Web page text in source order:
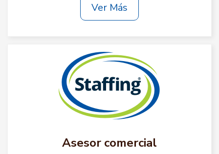
Ver Más
Asesor comercial